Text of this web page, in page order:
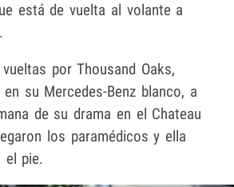
está de vuelta al volante a
por Thousand Oaks,
su Mercedes-Benz blanco, a
de su drama en el Chateau
los paramédicos y ella
el pie.